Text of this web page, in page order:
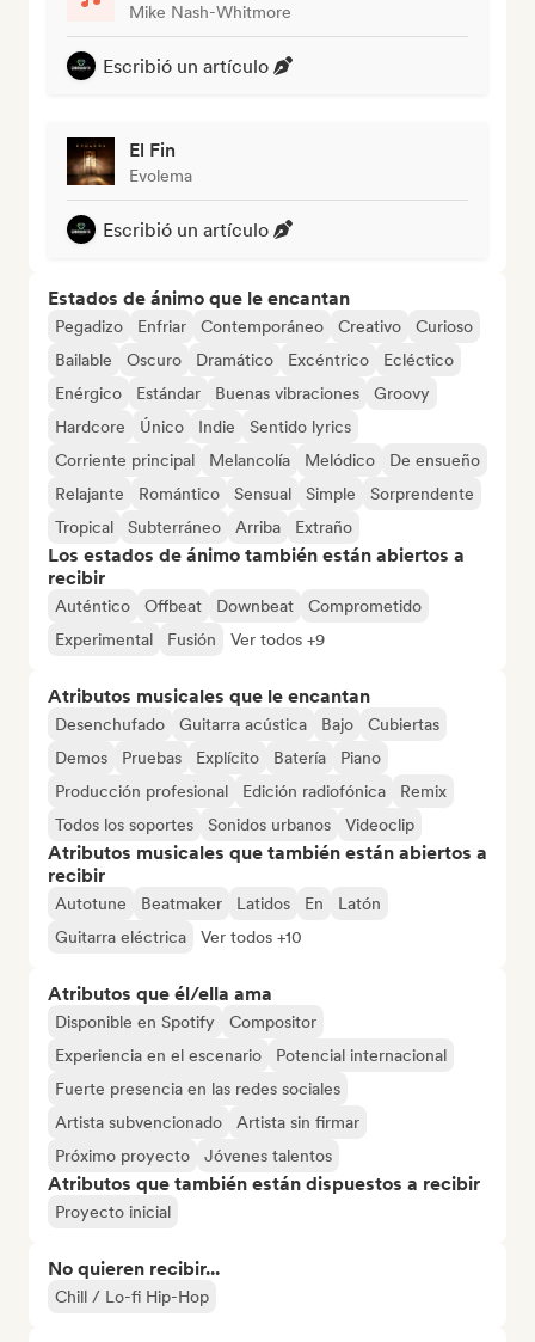
Mike Nash-Whitmore
Escribió un artículo
El Fin
Evolema
Escribió un artículo
Estados de ánimo que le encantan
Pegadizo Enfriar Contemporáneo Creativo
Curioso
Bailable
Oscuro Dramático Excéntrico
Ecléctico
Enérgico
Estándar Buenas vibraciones
Groovy
Hardcore
Único Indie
Sentido lyrics
Corriente principal
Melancolía Melódico
De ensueño
Relajante
Romántico Sensual Simple
Sorprendente
Tropical
Subterráneo Arriba Extraño
Los estados de ánimo también están abiertos a
recibir
Auténtico Offbeat Downbeat
Comprometido
Experimental
Fusión Ver todos +9
Atributos musicales que le encantan
Desenchufado Guitarra acústica Bajo
Cubiertas
Demos
Pruebas Explícito Batería
Piano
Producción profesional
Edición radiofónica
Remix
Todos los soportes
Sonidos urbanos Videoclip
Atributos musicales que también están abiertos a
recibir
Autotune Beatmaker Latidos En
Latón
Guitarra eléctrica
Ver todos +10
Atributos que él/ella ama
Disponible en Spotify
Compositor
Experiencia en el escenario
Potencial internacional
Fuerte presencia en las redes sociales
Artista subvencionado
Artista sin firmar
Próximo proyecto
Jóvenes talentos
Atributos que también están dispuestos a recibir
Proyecto inicial
No quieren recibir...
Chill / Lo-fi Hip-Hop